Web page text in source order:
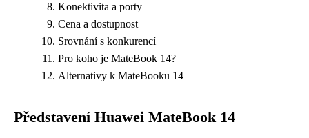
Konektivita a porty
Cena a dostupnost
Srovnání s konkurencí
Pro koho je MateBook 14?
Alternativy k MateBooku 14
Představení Huawei MateBook 14